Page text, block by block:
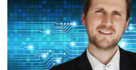
CHILE
ARGENTINA
MÉXICO